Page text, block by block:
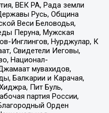
ВЕК РА, Рада земли
Русь, Община
Веси Беловодья,
Перуна, Мужская
Инглингов, Нурджулар, К
Свидетели Иеговы,
Национал-
мувахидов,
Балкарии и Карачая,
Пит Буль,
партия России,
Орден